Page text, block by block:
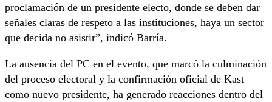
proclamación de un presidente electo, donde se deben dar
señales claras de respeto a las instituciones, haya un sector
que decida no asistir”, indicó Barría.
La ausencia del PC en el evento, que marcó la culminación
del proceso electoral y la confirmación oficial de Kast
como nuevo presidente, ha generado reacciones dentro del